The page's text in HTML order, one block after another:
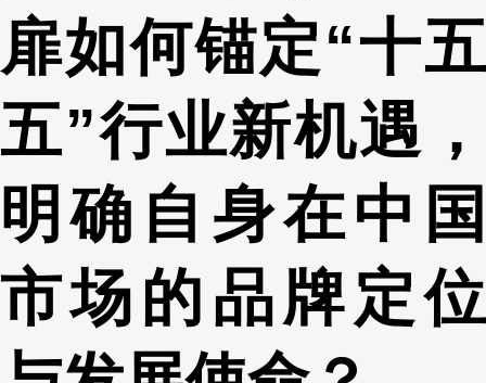
扉如何锚定“十五
五”行业新机遇，
明确自身在中国
市场的品牌定位